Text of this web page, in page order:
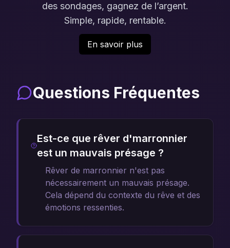
des sondages, gagnez de l’argent.
Simple, rapide, rentable.
En savoir plus
Questions Fréquentes
Est-ce que rêver d'marronnier
est un mauvais présage ?
Rêver de marronnier n'est pas
nécessairement un mauvais présage.
Cela dépend du contexte du rêve et des
émotions ressenties.